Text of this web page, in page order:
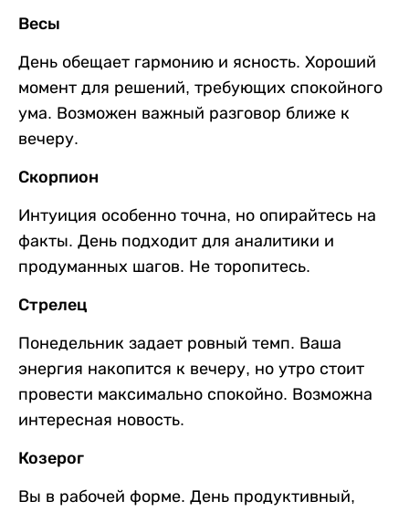
Весы
День обещает гармонию и ясность. Хороший
момент для решений, требующих спокойного
ума. Возможен важный разговор ближе к
вечеру.
Скорпион
Интуиция особенно точна, но опирайтесь на
факты. День подходит для аналитики и
продуманных шагов. Не торопитесь.
Стрелец
Понедельник задает ровный темп. Ваша
энергия накопится к вечеру, но утро стоит
провести максимально спокойно. Возможна
интересная новость.
Козерог
Вы в рабочей форме. День продуктивный,